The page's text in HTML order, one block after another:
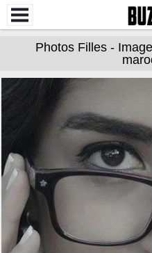
Photos Filles -